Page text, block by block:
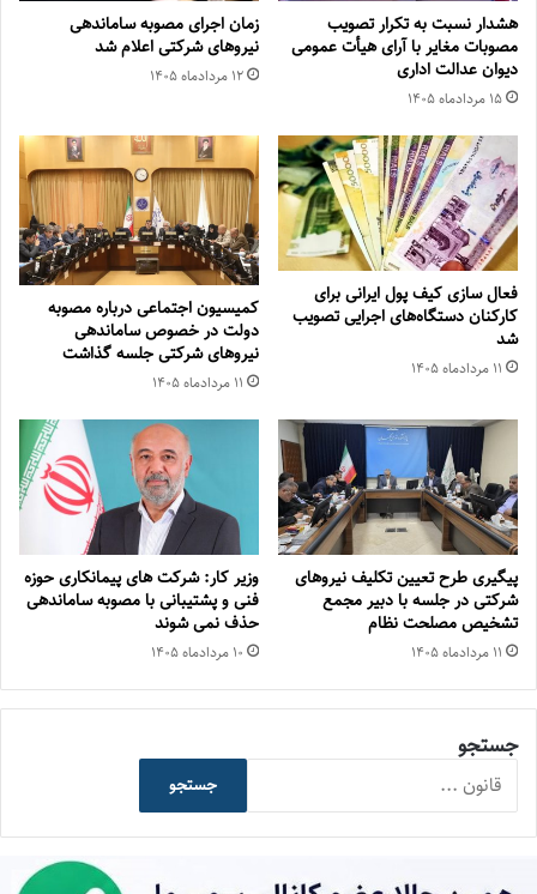
هشدار نسبت به تکرار تصویب
مصوبات مغایر با آرای هیأت عمومی
دیوان عدالت اداری
۱۵ مرداد‌ماه ۱۴۰۵
زمان اجرای مصوبه ساماندهی
نیروهای شرکتی اعلام شد
۱۲ مرداد‌ماه ۱۴۰۵
فعال سازی کیف پول ایرانی برای
کارکنان دستگاه‌های اجرایی تصویب
شد
۱۱ مرداد‌ماه ۱۴۰۵
کمیسیون اجتماعی درباره مصوبه
دولت در خصوص ساماندهی
نیروهای شرکتی جلسه گذاشت
۱۱ مرداد‌ماه ۱۴۰۵
پیگیری طرح تعیین تکلیف نیروهای
شرکتی در جلسه با دبیر مجمع
تشخیص مصلحت نظام
۱۱ مرداد‌ماه ۱۴۰۵
وزیر کار: شرکت های پیمانکاری حوزه
فنی و پشتیبانی با مصوبه ساماندهی
حذف نمی شوند
۱۰ مرداد‌ماه ۱۴۰۵
جستجو
جستجو